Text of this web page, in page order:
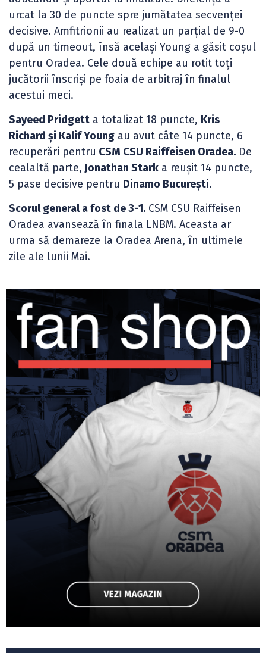
urcat la 30 de puncte spre jumătatea secvenței
decisive. Amfitrionii au realizat un parțial de 9-0
după un timeout, însă același Young a găsit coșul
pentru Oradea. Cele două echipe au rotit toți
jucătorii înscriși pe foaia de arbitraj în finalul
acestui meci.
Sayeed Pridgett a totalizat 18 puncte, Kris
Richard și Kalif Young au avut câte 14 puncte, 6
recuperări pentru CSM CSU Raiffeisen Oradea. De
cealaltă parte, Jonathan Stark a reușit 14 puncte,
5 pase decisive pentru Dinamo București.
Scorul general a fost de 3-1. CSM CSU Raiffeisen
Oradea avansează în finala LNBM. Aceasta ar
urma să demareze la Oradea Arena, în ultimele
zile ale lunii Mai.